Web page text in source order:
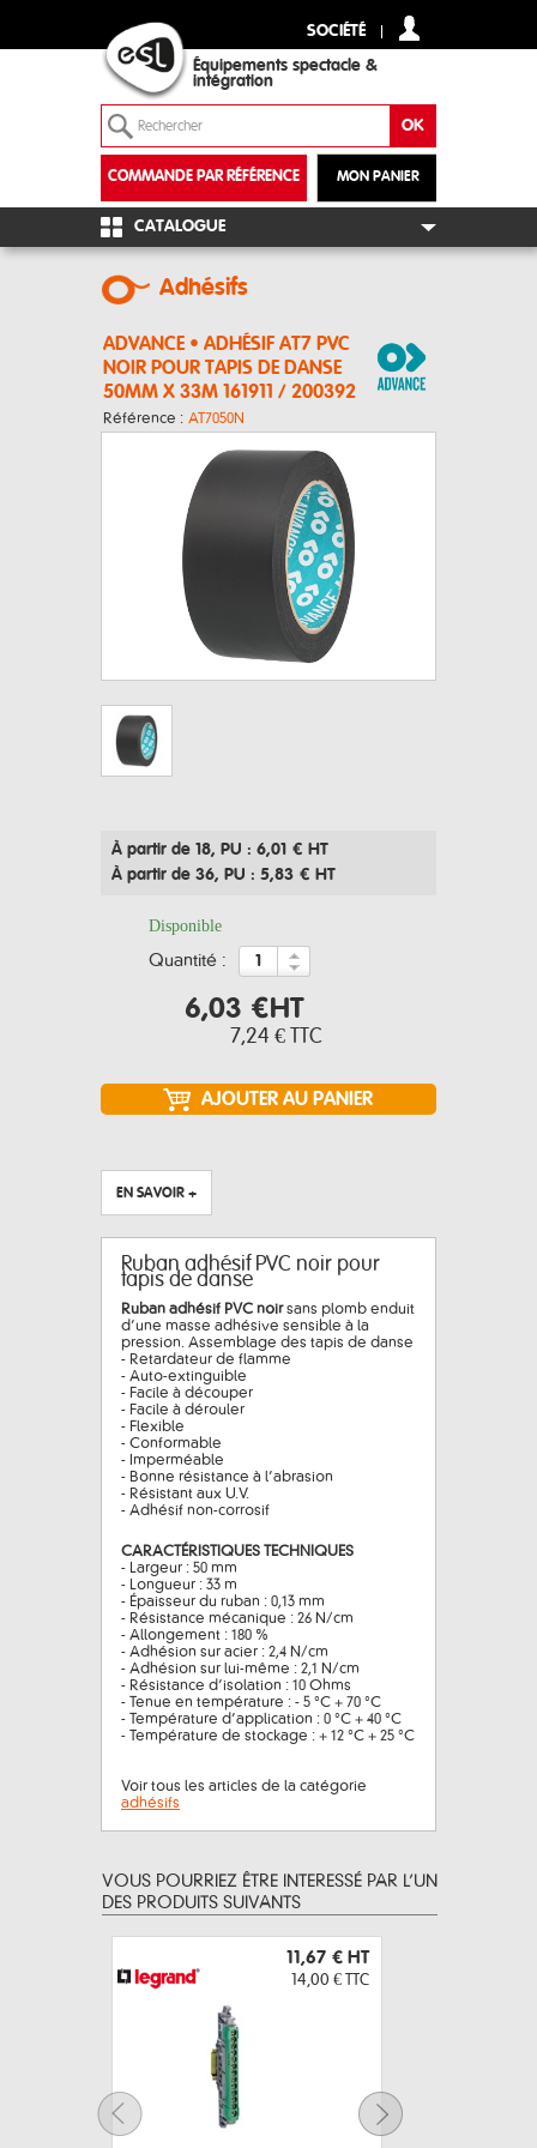
SOCIÉTÉ
Équipements spectacle &
intégration
MON PANIER
COMMANDE PAR RÉFÉRENCE
+
CATALOGUE
Adhésifs
ADVANCE • ADHÉSIF AT7 PVC
NOIR POUR TAPIS DE DANSE
50MM X 33M 161911 / 200392
Référence : AT7050N
À partir de 18, PU : 6,01 € HT
À partir de 36, PU : 5,83 € HT
Disponible
quantité :
6,03 €HT
7,24 € TTC
EN SAVOIR +
Ruban adhésif PVC noir pour
tapis de danse
Ruban adhésif PVC noirsans plomb enduit
d’une masse adhésive sensible à la
pression. Assemblage des tapis de danse
- Retardateur de flamme
- Auto-extinguible
- Facile à découper
- Facile à dérouler
- Flexible
- Conformable
- Imperméable
- Bonne résistance à l’abrasion
- Résistant aux U.V.
- Adhésif non-corrosif
CARACTÉRISTIQUES TECHNIQUES
- Largeur : 50 mm
- Longueur : 33 m
- Épaisseur du ruban : 0,13 mm
- Résistance mécanique : 26 N/cm
- Allongement : 180 %
- Adhésion sur acier : 2,4 N/cm
- Adhésion sur lui-même : 2,1 N/cm
- Résistance d’isolation : 10 Ohms
- Tenue en température : - 5 °C + 70 °C
- Température d’application : 0 °C + 40 °C
- Température de stockage : + 12 °C + 25 °C
Voir tous les articles de la catégorie
adhésifs
VOUS POURRIEZ ÊTRE INTERESSÉ PAR L’UN
DES PRODUITS SUIVANTS
11,67 € HT
14,00 € TTC